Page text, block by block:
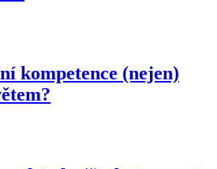
kompetence (nejen)